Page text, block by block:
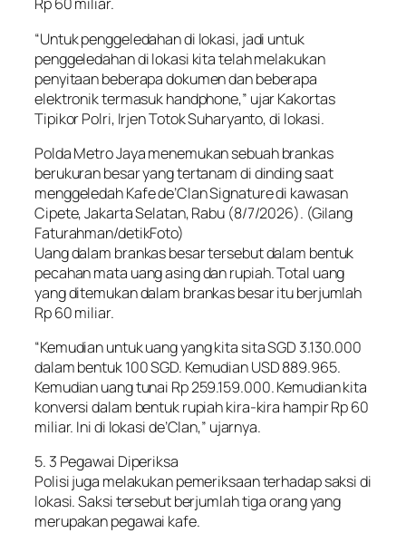
Rp 60 miliar.
“Untuk penggeledahan di lokasi, jadi untuk
penggeledahan di lokasi kita telah melakukan
penyitaan beberapa dokumen dan beberapa
elektronik termasuk handphone,” ujar Kakortas
Tipikor Polri, Irjen Totok Suharyanto, di lokasi.
Polda Metro Jaya menemukan sebuah brankas
berukuran besar yang tertanam di dinding saat
menggeledah Kafe de’Clan Signature di kawasan
Cipete, Jakarta Selatan, Rabu (8/7/2026). (Gilang
Faturahman/detikFoto)
Uang dalam brankas besar tersebut dalam bentuk
pecahan mata uang asing dan rupiah. Total uang
yang ditemukan dalam brankas besar itu berjumlah
Rp 60 miliar.
“Kemudian untuk uang yang kita sita SGD 3.130.000
dalam bentuk 100 SGD. Kemudian USD 889.965.
Kemudian uang tunai Rp 259.159.000. Kemudian kita
konversi dalam bentuk rupiah kira-kira hampir Rp 60
miliar. Ini di lokasi de’Clan,” ujarnya.
5. 3 Pegawai Diperiksa
Polisi juga melakukan pemeriksaan terhadap saksi di
lokasi. Saksi tersebut berjumlah tiga orang yang
merupakan pegawai kafe.